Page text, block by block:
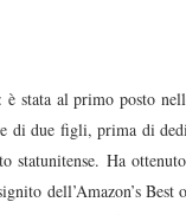
: è stata al primo posto
di due figli, prima di
statunitense. Ha
dell’Amazon’s